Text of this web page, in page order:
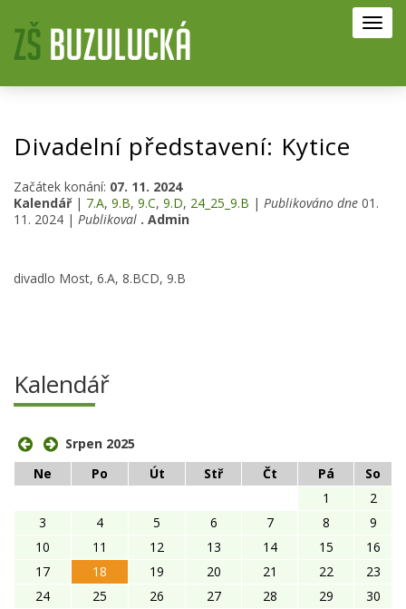
Divadelní představení: Kytice
Začátek konání: 07. 11. 2024
Kalendář| 7.A, 9.B, 9.C, 9.D, 24_25_9.B | Publikováno dne 01.
11. 2024 | Publikoval . Admin
divadlo Most, 6.A, 8.BCD, 9.B
Kalendář
Srpen 2025
Ne
Po Út Stř Čt Pá
So
1
2
3
4 5 6 7 8
9
10
11 12 13 14 15
16
17
18 19 20 21 22
23
24
25 26 27 28 29
30